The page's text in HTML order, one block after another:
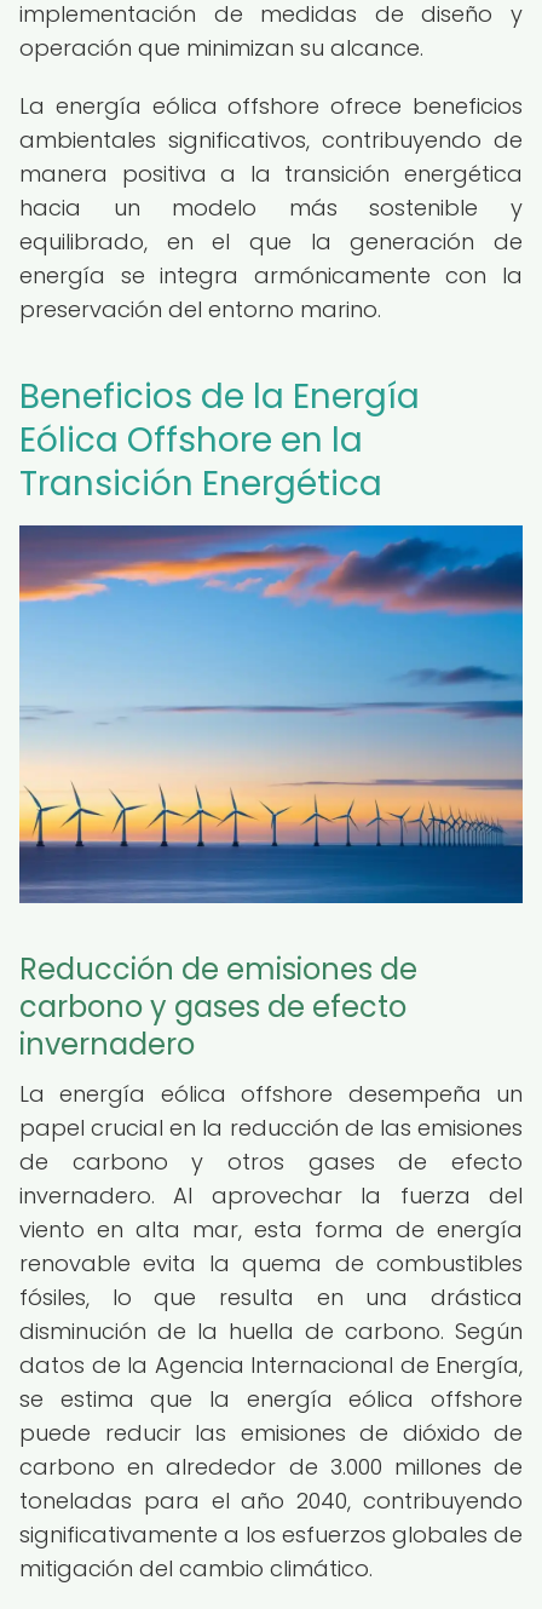
implementación de medidas de diseño y
operación que minimizan su alcance.
La energía eólica offshore ofrece beneficios
ambientales significativos, contribuyendo de
manera positiva a la transición energética
hacia un modelo más sostenible y
equilibrado, en el que la generación de
energía se integra armónicamente con la
preservación del entorno marino.
Beneficios de la Energía
Eólica Offshore en la
Transición Energética
Reducción de emisiones de
carbono y gases de efecto
invernadero
La energía eólica offshore desempeña un
papel crucial en la reducción de las emisiones
de carbono y otros gases de efecto
invernadero. Al aprovechar la fuerza del
viento en alta mar, esta forma de energía
renovable evita la quema de combustibles
fósiles, lo que resulta en una drástica
disminución de la huella de carbono. Según
datos de la Agencia Internacional de Energía,
se estima que la energía eólica offshore
puede reducir las emisiones de dióxido de
carbono en alrededor de 3.000 millones de
toneladas para el año 2040, contribuyendo
significativamente a los esfuerzos globales de
mitigación del cambio climático.